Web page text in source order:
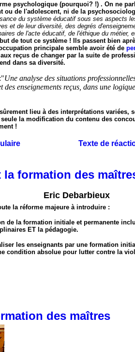
psychologique (pourquoi? !) . On ne
ou de l'adolescent, ni de la
du système éducatif sous ses aspects
et de leur diversité, des degrés
de l'acte éducatif, de l'éthique du métier,
de tout ce système ! Ils passent bien
principale semble avoir été de
reçus de changer par la suite de
dans sa diversité.
:"Une analyse des situations
enseignements reçus, dans une
lieu à des interprétations variées,
la modification du contenu des
!
Texte de
formation des
Eric Debarbieux
la réforme majeure à introduire :
de la formation initiale et permanente
ET la pédagogie.
les enseignants par une formation
condition absolue pour lutter contre la
des maîtres